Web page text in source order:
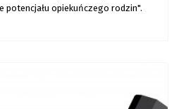
potencjału opiekuńczego rodzin".